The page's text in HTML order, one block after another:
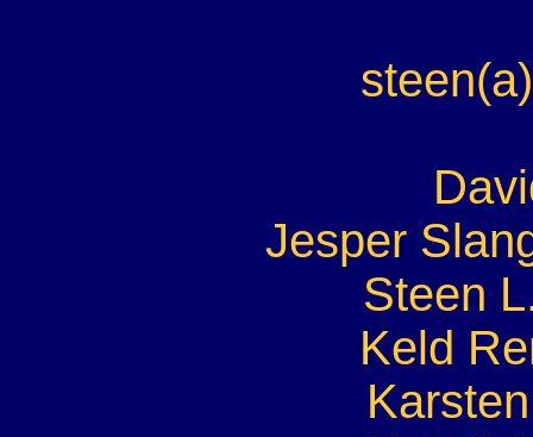
Jesper
Steen
Keld